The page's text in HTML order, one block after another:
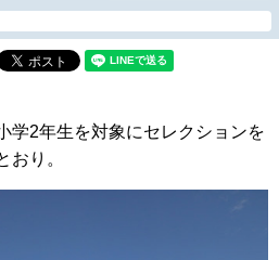
学2年生を対象にセレクションを
おり。